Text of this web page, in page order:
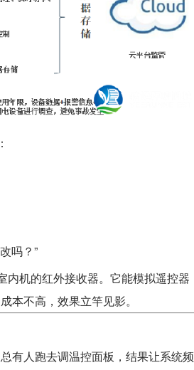
吗？”
内机的红外接收器。它能模拟遥控器
本不高，效果立竿见影。
有人跑去调温控面板，结果让系统频